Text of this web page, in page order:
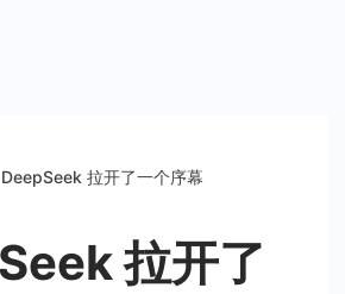
DeepSeek 拉开了一个序幕
拉开了